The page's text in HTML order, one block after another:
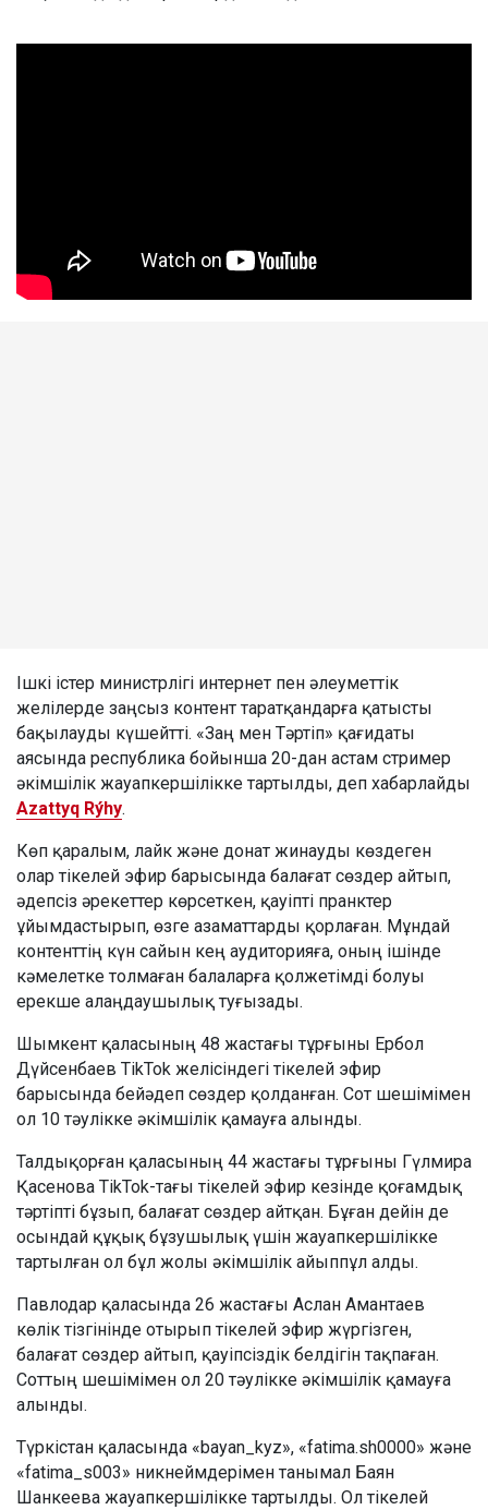
Ішкі істер министрлігі интернет пен әлеуметтік
желілерде заңсыз контент таратқандарға қатысты
бақылауды күшейтті. «Заң мен Тәртіп» қағидаты
аясында республика бойынша 20-дан астам стример
әкімшілік жауапкершілікке тартылды, деп хабарлайды
Azattyq Rýhy.
Көп қаралым, лайк және донат жинауды көздеген
олар тікелей эфир барысында балағат сөздер айтып,
әдепсіз әрекеттер көрсеткен, қауіпті пранктер
ұйымдастырып, өзге азаматтарды қорлаған. Мұндай
контенттің күн сайын кең аудиторияға, оның ішінде
кәмелетке толмаған балаларға қолжетімді болуы
ерекше алаңдаушылық туғызады.
Шымкент қаласының 48 жастағы тұрғыны Ербол
Дүйсенбаев TikTok желісіндегі тікелей эфир
барысында бейәдеп сөздер қолданған. Сот шешімімен
ол 10 тәулікке әкімшілік қамауға алынды.
Талдықорған қаласының 44 жастағы тұрғыны Гүлмира
Қасенова TikTok-тағы тікелей эфир кезінде қоғамдық
тәртіпті бұзып, балағат сөздер айтқан. Бұған дейін де
осындай құқық бұзушылық үшін жауапкершілікке
тартылған ол бұл жолы әкімшілік айыппұл алды.
Павлодар қаласында 26 жастағы Аслан Амантаев
көлік тізгінінде отырып тікелей эфир жүргізген,
балағат сөздер айтып, қауіпсіздік белдігін тақпаған.
Соттың шешімімен ол 20 тәулікке әкімшілік қамауға
алынды.
Түркістан қаласында «bayan_kyz», «fatima.sh0000» және
«fatima_s003» никнеймдерімен танымал Баян
Шанкеева жауапкершілікке тартылды. Ол тікелей